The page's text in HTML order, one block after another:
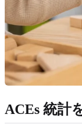
ACEs 統計